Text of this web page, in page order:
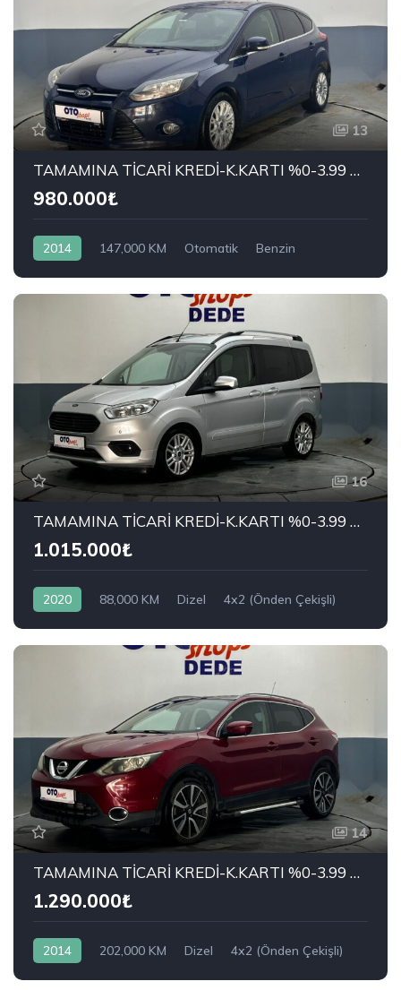
13
TAMAMINA TİCARİ KREDİ-K.KARTI %0-3.99 ÇEK-2.99 SENET-ÇKS SATIŞ
980.000₺
2014 147,000 KM Otomatik
Benzin
16
TAMAMINA TİCARİ KREDİ-K.KARTI %0-3.99 ÇEK-2.99 SENET-ÇKS SATIŞ
1.015.000₺
2020 88,000 KM Dizel
4x2 (Önden Çekişli)
14
TAMAMINA TİCARİ KREDİ-K.KARTI %0-3.99 ÇEK-2.99 SENET-ÇKS SATIŞ
1.290.000₺
2014 202,000 KM Dizel
4x2 (Önden Çekişli)